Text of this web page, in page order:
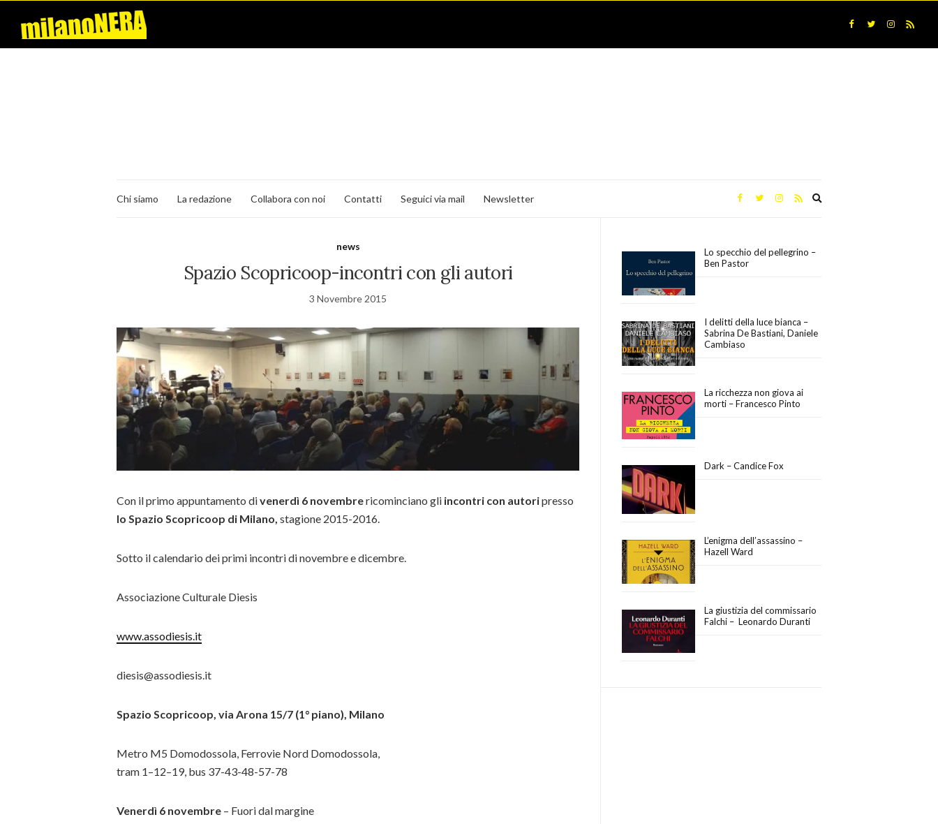
Chi siamo La redazione Collabora con noi Contatti Seguici via mail Newsletter
news
Spazio Scopricoop-incontri con gli autori
3 Novembre 2015
Con il primo appuntamento divenerdì 6 novembrericominciano gli incontri con autoripresso
lo Spazio Scopricoop di Milano, stagione 2015-2016.
Sotto il calendario dei primi incontri di novembre e dicembre.
Associazione Culturale Diesis
www.assodiesis.it
diesis@assodiesis.it
Spazio Scopricoop, via Arona 15/7 (1° piano), Milano
Metro M5 Domodossola, Ferrovie Nord Domodossola,
tram 1–12–19, bus 37-43-48-57-78
Venerdì 6 novembre – Fuori dal margine
Lo specchio del pellegrino –
Ben Pastor
I delitti della luce bianca –
Sabrina De Bastiani, Daniele
Cambiaso
La ricchezza non giova ai
morti – Francesco Pinto
Dark – Candice Fox
L’enigma dell’assassino –
Hazell Ward
La giustizia del commissario
Falchi – Leonardo Duranti